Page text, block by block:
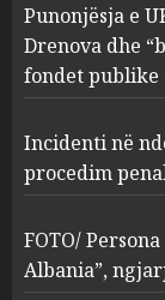
2
3
Punonjësja e
Drenova dhe
fondet
Incidenti në
procedim
FOTO/
Albania”,